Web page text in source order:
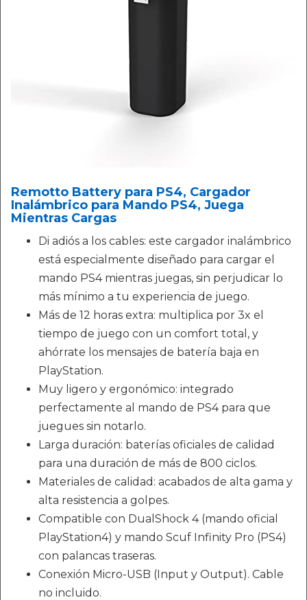
Remotto Battery para PS4, Cargador
Inalámbrico para Mando PS4, Juega
Mientras Cargas
Di adiós a los cables: este cargador inalámbrico
está especialmente diseñado para cargar el
mando PS4 mientras juegas, sin perjudicar lo
más mínimo a tu experiencia de juego.
Más de 12 horas extra: multiplica por 3x el
tiempo de juego con un comfort total, y
ahórrate los mensajes de batería baja en
PlayStation.
Muy ligero y ergonómico: integrado
perfectamente al mando de PS4 para que
juegues sin notarlo.
Larga duración: baterías oficiales de calidad
para una duración de más de 800 ciclos.
Materiales de calidad: acabados de alta gama y
alta resistencia a golpes.
Compatible con DualShock 4 (mando oficial
PlayStation4) y mando Scuf Infinity Pro (PS4)
con palancas traseras.
Conexión Micro-USB (Input y Output). Cable
no incluido.